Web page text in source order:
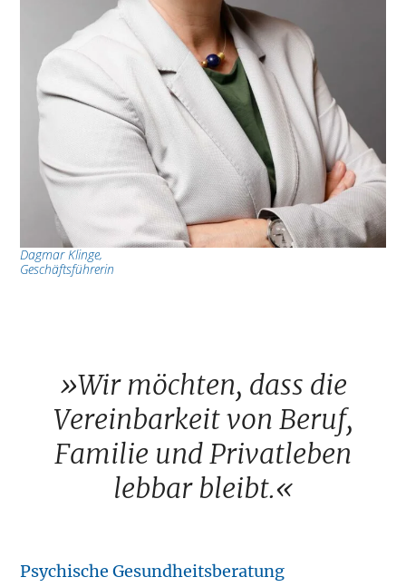
Dagmar Klinge,
Geschäftsführerin
»Wir möchten, dass die
Vereinbarkeit von Beruf,
Familie und Privatleben
lebbar bleibt.«
Psychische Gesundheitsberatung